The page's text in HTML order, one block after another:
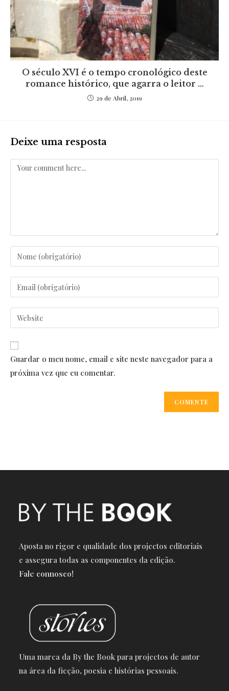
O século XVI é o tempo cronológico deste
romance histórico, que agarra o leitor …
29 de Abril, 2019
Deixe uma resposta
Comentar
Enter
your
name
or
username
Enter
your
email
address
comment
Enter
your
website
URL
(optional)
Guardar o meu nome, email e site neste navegador para a
próxima vez que eu comentar.
Aposta no rigor e qualidade dos projectos editoriais
e assegura todas as componentes da edição.
Fale connosco!
Uma marca da By the Book para projectos de autor
na área da ficção, poesia e histórias pessoais.